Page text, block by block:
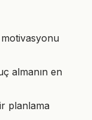
almanın en
planlama